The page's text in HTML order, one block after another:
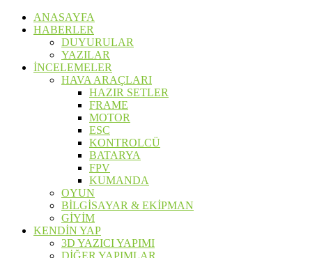
ANASAYFA
HABERLER
DUYURULAR
YAZILAR
İNCELEMELER
HAVA ARAÇLARI
HAZIR SETLER
FRAME
MOTOR
ESC
KONTROLCÜ
BATARYA
FPV
KUMANDA
OYUN
BİLGİSAYAR & EKİPMAN
GİYİM
KENDİN YAP
3D YAZICI YAPIMI
DİĞER YAPIMLAR